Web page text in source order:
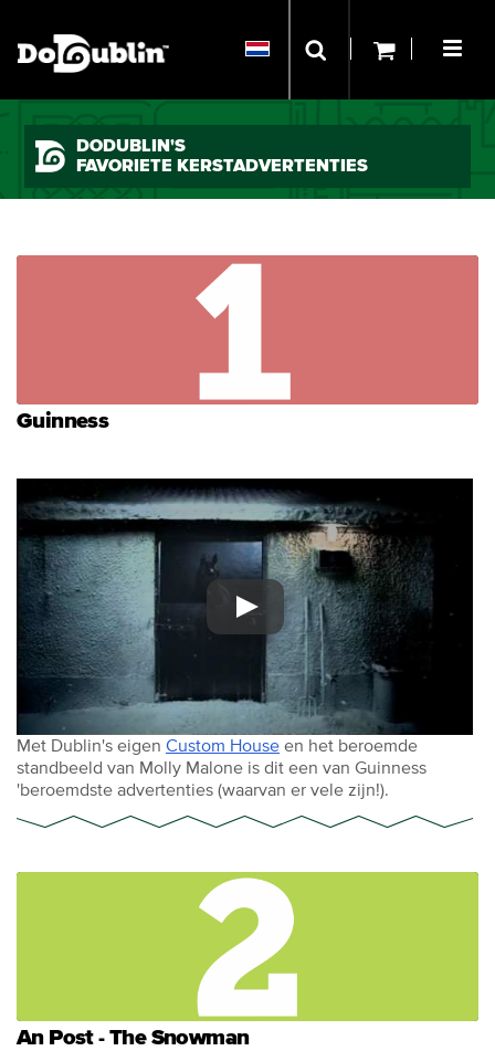
DODUBLIN'S
FAVORIETE KERSTADVERTENTIES
Guinness
Met Dublin's eigen Custom House en het beroemde
standbeeld van Molly Malone is dit een van Guinness
'beroemdste advertenties (waarvan er vele zijn!).
An Post - The Snowman